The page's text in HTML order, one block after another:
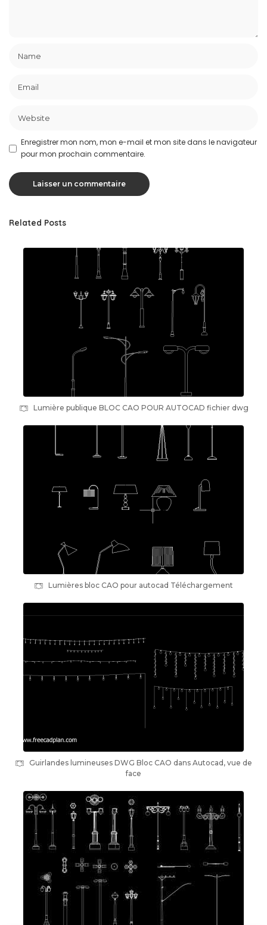
Enregistrer mon nom, mon e-mail et mon site dans le navigateur
pour mon prochain commentaire.
Related Posts
Lumière publique BLOC CAO POUR AUTOCAD fichier dwg
Lumières bloc CAO pour autocad Téléchargement
Guirlandes lumineuses DWG Bloc CAO dans Autocad, vue de
face